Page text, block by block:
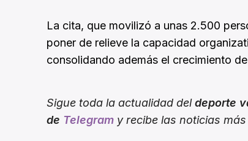
La cita, que movilizó a unas 2.500
poner de relieve la capacidad
consolidando además el crecimiento
Sigue toda la actualidad deldeporte
de Telegram y recibe las noticias